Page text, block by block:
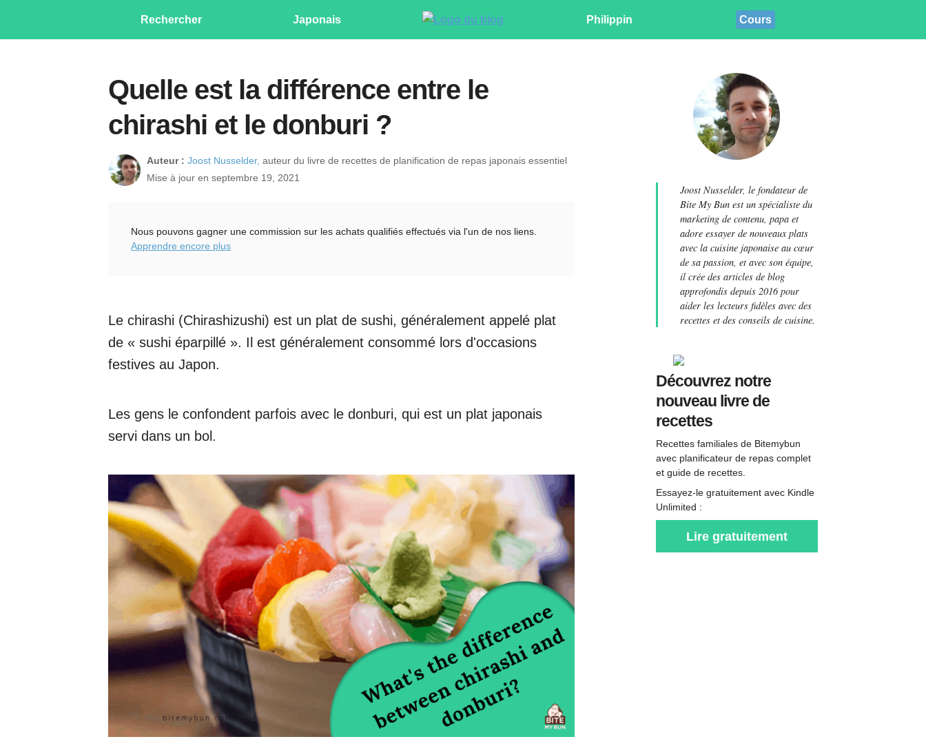
Rechercher Japonais Philippin Cours
Quelle est la différence entre le
chirashi et le donburi ?
Auteur : Joost Nusselder, auteur du livre de recettes de planification de repas japonais essentiel
Mise à jour en septembre 19, 2021
Nous pouvons gagner une commission sur les achats qualifiés effectués via l'un de nos liens.
Apprendre encore plus
Le chirashi (Chirashizushi) est un plat de sushi, généralement appelé plat
de « sushi éparpillé ». Il est généralement consommé lors d'occasions
festives au Japon.
Les gens le confondent parfois avec le donburi, qui est un plat japonais
servi dans un bol.
Joost Nusselder, le fondateur de
Bite My Bun est un spécialiste du
marketing de contenu, papa et
adore essayer de nouveaux plats
avec la cuisine japonaise au cœur
de sa passion, et avec son équipe,
il crée des articles de blog
approfondis depuis 2016 pour
aider les lecteurs fidèles avec des
recettes et des conseils de cuisine.
Découvrez notre
nouveau livre de
recettes
Recettes familiales de Bitemybun
avec planificateur de repas complet
et guide de recettes.
Essayez-le gratuitement avec Kindle
Unlimited :
Lire gratuitement